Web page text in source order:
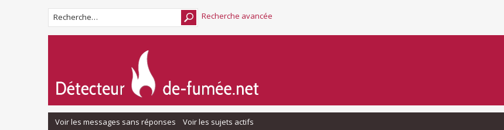
Recherche avancée
Voir les messages sans réponses Voir les sujets actifs